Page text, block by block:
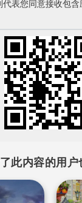
表您同意接收包
此内容的用户